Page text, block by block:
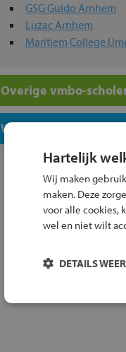
GSG Guido Arnhem
Luzac Arnhem
Maritiem College
Overige vmbo-
Welk
Hartelijk
Wij maken
maken. Deze
voor alle cookies,
wel en niet wilt
DETAILS